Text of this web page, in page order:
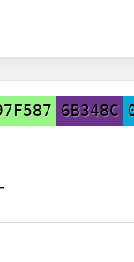
6B348C